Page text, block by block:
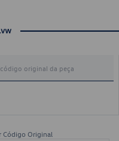
Código Original